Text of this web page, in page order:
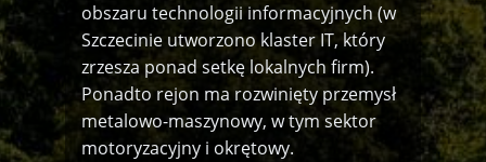
obszaru technologii informacyjnych (w
Szczecinie utworzono klaster IT, który
zrzesza ponad setkę lokalnych firm).
Ponadto rejon ma rozwinięty przemysł
metalowo-maszynowy, w tym sektor
motoryzacyjny i okrętowy.